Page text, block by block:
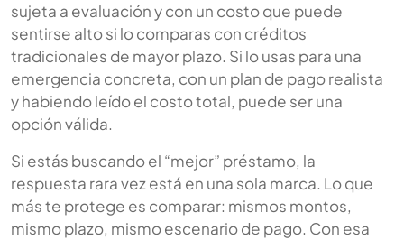
sujeta a evaluación y con un costo que puede
sentirse alto si lo comparas con créditos
tradicionales de mayor plazo. Si lo usas para una
emergencia concreta, con un plan de pago realista
y habiendo leído el costo total, puede ser una
opción válida.
Si estás buscando el “mejor” préstamo, la
respuesta rara vez está en una sola marca. Lo que
más te protege es comparar: mismos montos,
mismo plazo, mismo escenario de pago. Con esa